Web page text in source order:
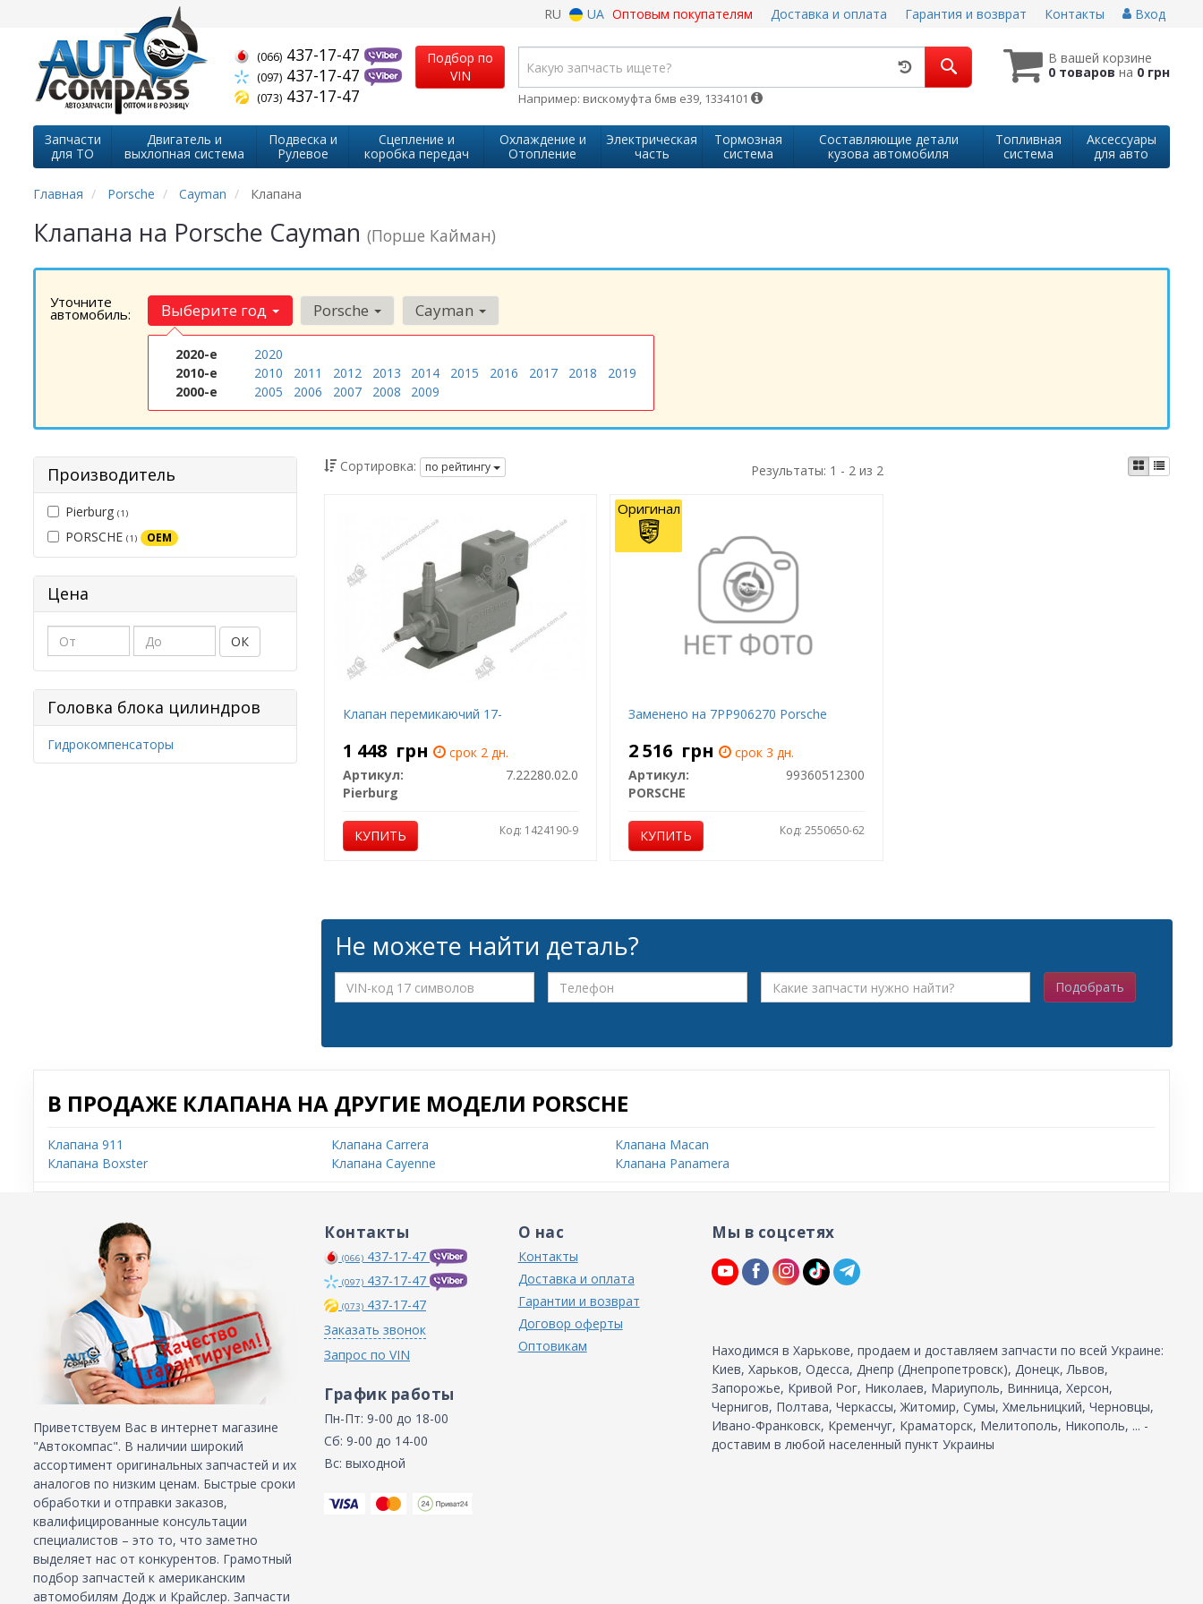
RU UA Оптовым покупателям Доставка и оплата Гарантия и возврат Контакты Вход
(066) 437-17-47
(097) 437-17-47
(073) 437-17-47
Подбор по
VIN
В вашей корзине
0 товаровна 0 грн
Например: вискомуфта бмв е39, 1334101
Запчасти
для ТО
Двигатель и
выхлопная система
Подвеска и
Рулевое
Сцепление и
коробка передач
Охлаждение и
Отопление
Электрическая
часть
Тормозная
система
Составляющие детали
кузова автомобиля
Топливная
система
Аксессуары
для авто
Главная Porsche Cayman Клапана
Клапана на Porsche Cayman (Порше Кайман)
Уточните
автомобиль: Выберите год
2020-е
2020
2010-е
2010 2011 2012 2013 2014 2015 2016 2017 2018
2019
2000-е
2005 2006 2007 2008 2009
Porsche Cayman
Производитель
Pierburg (1)
PORSCHE (1) OEM
Цена
ОК
Головка блока цилиндров
Гидрокомпенсаторы
Сортировка: по рейтингу Результаты: 1 - 2 из 2
Клапан перемикаючий 17-
1 448 грн
срок 2 дн.
Артикул:
7.22280.02.0
Pierburg
КУПИТЬ Код: 1424190-9
Заменено на 7PP906270 Porsche
2 516 грн
срок 3 дн.
Артикул:
99360512300
PORSCHE
КУПИТЬ Код: 2550650-62
Оригинал
Не можете найти деталь?
Подобрать
В ПРОДАЖЕ КЛАПАНА НА ДРУГИЕ МОДЕЛИ PORSCHE
Клапана 911
Клапана Boxster
Клапана Carrera
Клапана Cayenne
Клапана Macan
Клапана Panamera
Приветствуем Вас в интернет магазине
"Автокомпас". В наличии широкий
ассортимент оригинальных запчастей и их
аналогов по низким ценам. Быстрые сроки
обработки и отправки заказов,
квалифицированные консультации
специалистов – это то, что заметно
выделяет нас от конкурентов. Грамотный
подбор запчастей к американским
автомобилям Додж и Крайслер. Запчасти
Контакты
(066) 437-17-47
(097) 437-17-47
(073) 437-17-47
Заказать звонок
Запрос по VIN
График работы
Пн-Пт: 9-00 до 18-00
Сб: 9-00 до 14-00
Вс: выходной
О нас
Контакты
Доставка и оплата
Гарантии и возврат
Договор оферты
Оптовикам
Мы в соцсетях
Находимся в Харькове, продаем и доставляем запчасти по всей Украине:
Киев, Харьков, Одесса, Днепр (Днепропетровск), Донецк, Львов,
Запорожье, Кривой Рог, Николаев, Мариуполь, Винница, Херсон,
Чернигов, Полтава, Черкассы, Житомир, Сумы, Хмельницкий, Черновцы,
Ивано-Франковск, Кременчуг, Краматорск, Мелитополь, Никополь, ... -
доставим в любой населенный пункт Украины